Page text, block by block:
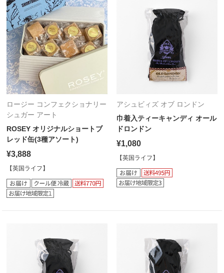
ロージー コンフェクショナリー
シュガー アート
ROSEY オリジナルショートブ
レッド缶(3種アソート)
¥3,888
【英国ライフ】
アシュビィズ オブ ロンドン
巾着入ティーキャンディ オール
ドロンドン
¥1,080
【英国ライフ】